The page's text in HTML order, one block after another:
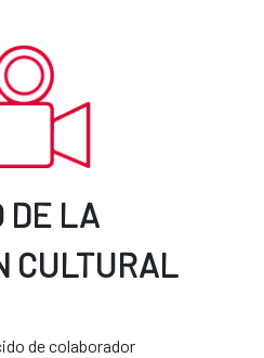
DE LA
CULTURAL
de colaborador